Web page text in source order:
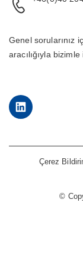
Genel sorularınız
aracılığıyla
LinkedIn
Çerez
©